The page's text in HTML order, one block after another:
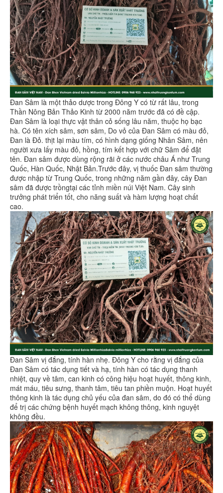
Đan Sâm là một thảo dược trong Đông Y có từ rất lâu, trong
Thần Nông Bản Thảo Kinh từ 2000 năm trước đã có đề cập.
Đan Sâm là loại thực vật thân cỏ sống lâu năm, thuộc họ bạc
hà. Có tên xích sâm, sơn sâm, Do vỏ của Đan Sâm có màu đỏ,
Đan là Đỏ. thịt lại màu tím, có hình dạng giống Nhân Sâm, nên
người xưa lấy màu đỏ, hồng, tím kết hợp với chữ Sâm để đặt
tên. Đan sâm được dùng rộng rãi ở các nước châu Á như Trung
Quốc, Hàn Quốc, Nhật Bản.Trước đây, vị thuốc Đan sâm thường
được nhập từ Trung Quốc, trong những năm gần đây, cây Đan
sâm đã được trồngtại các tỉnh miền núi Việt Nam. Cây sinh
trưởng phát triển tốt, cho năng suất và hàm lượng hoạt chất
cao.
Đan Sâm vị đắng, tính hàn nhẹ. Đông Y cho rằng vị đắng của
Đan Sâm có tác dụng tiết và hạ, tính hàn có tác dụng thanh
nhiệt, quy về tâm, can kinh có công hiệu hoạt huyết, thông kinh,
mát máu, tiêu sưng, thanh tâm, tiêu tan phiền muộn. Hoạt huyết
thông kinh là tác dụng chủ yếu của đan sâm, do đó có thể dùng
để trị các chứng bệnh huyết mạch không thông, kinh nguyệt
không đều.